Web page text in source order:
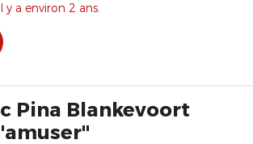
y a environ 2 ans.
Pina Blankevoort